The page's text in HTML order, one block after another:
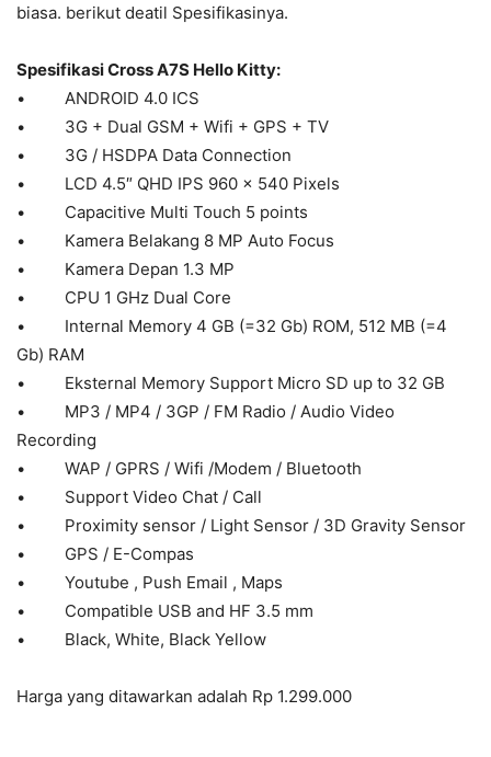
biasa. berikut deatil Spesifikasinya.
Spesifikasi Cross A7S Hello Kitty:
• ANDROID 4.0 ICS
• 3G + Dual GSM + Wifi + GPS + TV
• 3G / HSDPA Data Connection
• LCD 4.5″ QHD IPS 960 x 540 Pixels
• Capacitive Multi Touch 5 points
• Kamera Belakang 8 MP Auto Focus
• Kamera Depan 1.3 MP
• CPU 1 GHz Dual Core
• Internal Memory 4 GB (=32 Gb) ROM, 512 MB (=4
Gb) RAM
• Eksternal Memory Support Micro SD up to 32 GB
• MP3 / MP4 / 3GP / FM Radio / Audio Video
Recording
• WAP / GPRS / Wifi /Modem / Bluetooth
• Support Video Chat / Call
• Proximity sensor / Light Sensor / 3D Gravity Sensor
• GPS / E-Compas
• Youtube , Push Email , Maps
• Compatible USB and HF 3.5 mm
• Black, White, Black Yellow
Harga yang ditawarkan adalah Rp 1.299.000